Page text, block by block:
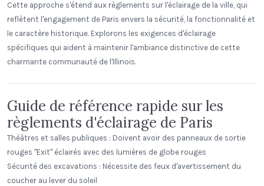
Cette approche s'étend aux règlements sur l'éclairage de la ville, qui
reflètent l'engagement de Paris envers la sécurité, la fonctionnalité et
le caractère historique. Explorons les exigences d'éclairage
spécifiques qui aident à maintenir l'ambiance distinctive de cette
charmante communauté de l'Illinois.
Guide de référence rapide sur les
règlements d'éclairage de Paris
Théâtres et salles publiques : Doivent avoir des panneaux de sortie
rouges "Exit" éclairés avec des lumières de globe rouges
Sécurité des excavations : Nécessite des feux d'avertissement du
coucher au lever du soleil